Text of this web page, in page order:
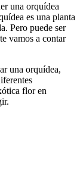
una orquídea
es una planta
Pero puede ser
vamos a contar
una orquídea,
flor en